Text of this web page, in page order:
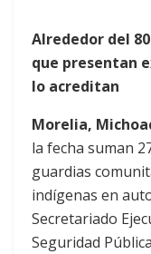
Alrededor del
que presentan
lo acreditan
Morelia,
la fecha suman
guardias
indígenas en
Secretariado
Seguridad